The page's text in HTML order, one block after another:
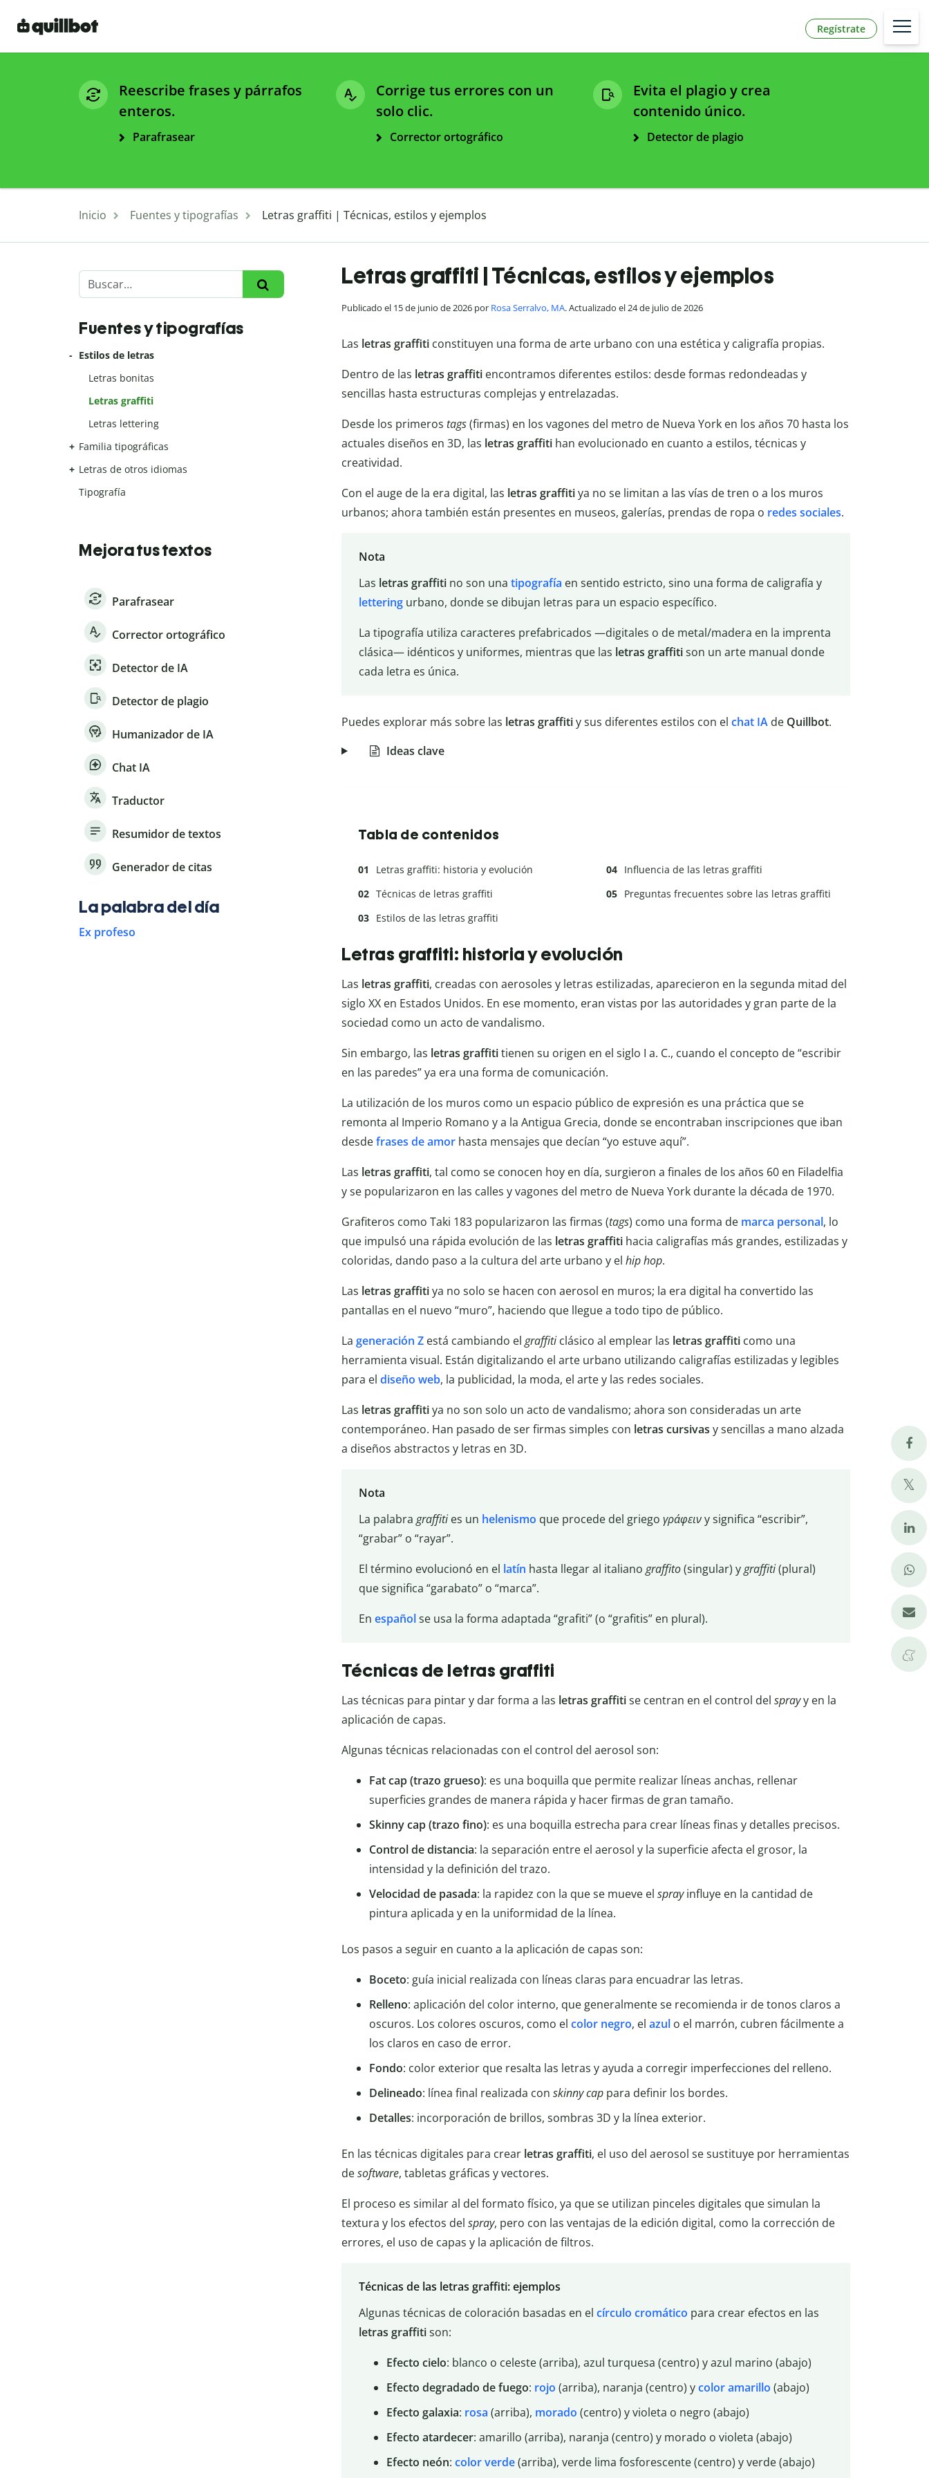
Regístrate
Reescribe frases y párrafos
enteros.
Parafrasear
Corrige tus errores con un
solo clic.
Corrector ortográfico
Evita el plagio y crea
contenido único.
Detector de plagio
Inicio Fuentes y tipografías Letras graffiti | Técnicas, estilos y ejemplos
Letras graffiti | Técnicas, estilos y ejemplos
Publicado el 15 de junio de 2026 por Rosa Serralvo, MA. Actualizado el 24 de julio de 2026
Las letras graffiti constituyen una forma de arte urbano con una estética y caligrafía propias.
Dentro de las letras graffiti encontramos diferentes estilos: desde formas redondeadas y
sencillas hasta estructuras complejas y entrelazadas.
Desde los primeros tags(firmas) en los vagones del metro de Nueva York en los años 70 hasta los
actuales diseños en 3D, las letras graffiti han evolucionado en cuanto a estilos, técnicas y
creatividad.
Con el auge de la era digital, las letras graffitiya no se limitan a las vías de tren o a los muros
urbanos; ahora también están presentes en museos, galerías, prendas de ropa o redes sociales.
Nota
Las letras graffiti no son una tipografía en sentido estricto, sino una forma de caligrafía y
lettering urbano, donde se dibujan letras para un espacio específico.
La tipografía utiliza caracteres prefabricados —digitales o de metal/madera en la imprenta
clásica— idénticos y uniformes, mientras que las letras graffitison un arte manual donde
cada letra es única.
Puedes explorar más sobre las letras graffitiy sus diferentes estilos con el chat IA de Quillbot.
Ideas clave
Tabla de contenidos
Letras graffiti: historia y evolución
Técnicas de letras graffiti
Estilos de las letras graffiti
Influencia de las letras graffiti
Preguntas frecuentes sobre las letras graffiti
Letras graffiti: historia y evolución
Las letras graffiti, creadas con aerosoles y letras estilizadas, aparecieron en la segunda mitad del
siglo XX en Estados Unidos. En ese momento, eran vistas por las autoridades y gran parte de la
sociedad como un acto de vandalismo.
Sin embargo, las letras graffititienen su origen en el siglo I a. C., cuando el concepto de “escribir
en las paredes” ya era una forma de comunicación.
La utilización de los muros como un espacio público de expresión es una práctica que se
remonta al Imperio Romano y a la Antigua Grecia, donde se encontraban inscripciones que iban
desdefrases de amor hasta mensajes que decían “yo estuve aquí”.
Las letras graffiti, tal como se conocen hoy en día, surgieron a finales de los años 60 en Filadelfia
y se popularizaron en las calles y vagones del metro de Nueva York durante la década de 1970.
Grafiteros como Taki 183 popularizaron las firmas (tags) como una forma de marca personal, lo
que impulsó una rápida evolución de las letras graffiti hacia caligrafías más grandes, estilizadas y
coloridas, dando paso a la cultura del arte urbano y el hip hop.
Las letras graffitiya no solo se hacen con aerosol en muros; la era digital ha convertido las
pantallas en el nuevo “muro”, haciendo que llegue a todo tipo de público.
La generación Z está cambiando el graffiti clásico al emplear las letras graffiti como una
herramienta visual. Están digitalizando el arte urbano utilizando caligrafías estilizadas y legibles
para el diseño web, la publicidad, la moda, el arte y las redes sociales.
Las letras graffitiya no son solo un acto de vandalismo; ahora son consideradas un arte
contemporáneo. Han pasado de ser firmas simples con letras cursivas y sencillas a mano alzada
a diseños abstractos y letras en 3D.
Nota
La palabra graffities un helenismo que procede del griego γράφεινy significa “escribir”,
“grabar” o “rayar”.
El término evolucionó en el latín hasta llegar al italiano graffito(singular) ygraffiti(plural)
que significa “garabato” o “marca”.
En españolse usa la forma adaptada “grafiti” (o “grafitis” en plural).
Técnicas de letras graffiti
Las técnicas para pintar y dar forma a las letras graffitise centran en el control del sprayy en la
aplicación de capas.
Algunas técnicas relacionadas con el control del aerosol son:
Fat cap (trazo grueso): es una boquilla que permite realizar líneas anchas, rellenar
superficies grandes de manera rápida y hacer firmas de gran tamaño.
Skinny cap (trazo fino): es una boquilla estrecha para crear líneas finas y detalles precisos.
Control de distancia: la separación entre el aerosol y la superficie afecta el grosor, la
intensidad y la definición del trazo.
Velocidad de pasada: la rapidez con la que se mueve el sprayinfluye en la cantidad de
pintura aplicada y en la uniformidad de la línea.
Los pasos a seguir en cuanto a la aplicación de capas son:
Boceto: guía inicial realizada con líneas claras para encuadrar las letras.
Relleno: aplicación del color interno, que generalmente se recomienda ir de tonos claros a
oscuros. Los colores oscuros, como el color negro, el azul o el marrón, cubren fácilmente a
los claros en caso de error.
Fondo: color exterior que resalta las letras y ayuda a corregir imperfecciones del relleno.
Delineado: línea final realizada con skinny cap para definir los bordes.
Detalles: incorporación de brillos, sombras 3D y la línea exterior.
En las técnicas digitales para crear letras graffiti, el uso del aerosol se sustituye por herramientas
desoftware, tabletas gráficas y vectores.
El proceso es similar al del formato físico, ya que se utilizan pinceles digitales que simulan la
textura y los efectos del spray, pero con las ventajas de la edición digital, como la corrección de
errores, el uso de capas y la aplicación de filtros.
Técnicas de las letras graffiti: ejemplos
Algunas técnicas de coloración basadas en el círculo cromático para crear efectos en las
letras graffitison:
Efecto cielo: blanco o celeste (arriba), azul turquesa (centro) y azul marino (abajo)
Efecto degradado de fuego: rojo (arriba), naranja (centro) ycolor amarillo (abajo)
Efecto galaxia: rosa (arriba), morado (centro) y violeta o negro (abajo)
Efecto atardecer: amarillo (arriba), naranja (centro) y morado o violeta (abajo)
Efecto neón: color verde(arriba), verde lima fosforescente (centro) y verde (abajo)
Fuentes y tipografías
Estilos de letras
Letras bonitas
Letras graffiti
Letras lettering
Familia tipográficas
Letras de otros idiomas
Tipografía
Mejora tus textos
Parafrasear
Corrector ortográfico
Detector de IA
Detector de plagio
Humanizador de IA
Chat IA
Traductor
Resumidor de textos
Generador de citas
La palabra del día
Ex profeso